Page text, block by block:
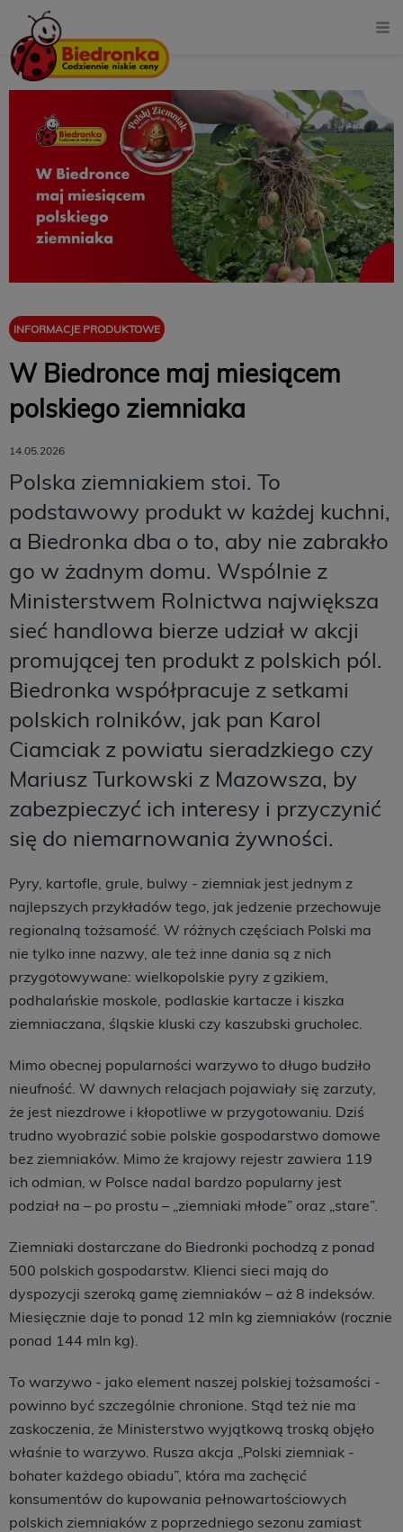
INFORMACJE PRODUKTOWE
W Biedronce maj miesiącem
polskiego ziemniaka
14.05.2026
Polska ziemniakiem stoi. To
podstawowy produkt w każdej kuchni,
a Biedronka dba o to, aby nie zabrakło
go w żadnym domu. Wspólnie z
Ministerstwem Rolnictwa największa
sieć handlowa bierze udział w akcji
promującej ten produkt z polskich pól.
Biedronka współpracuje z setkami
polskich rolników, jak pan Karol
Ciamciak z powiatu sieradzkiego czy
Mariusz Turkowski z Mazowsza, by
zabezpieczyć ich interesy i przyczynić
się do niemarnowania żywności.
Pyry, kartofle, grule, bulwy - ziemniak jest jednym z
najlepszych przykładów tego, jak jedzenie przechowuje
regionalną tożsamość. W różnych częściach Polski ma
nie tylko inne nazwy, ale też inne dania są z nich
przygotowywane: wielkopolskie pyry z gzikiem,
podhalańskie moskole, podlaskie kartacze i kiszka
ziemniaczana, śląskie kluski czy kaszubski grucholec.
Mimo obecnej popularności warzywo to długo budziło
nieufność. W dawnych relacjach pojawiały się zarzuty,
że jest niezdrowe i kłopotliwe w przygotowaniu. Dziś
trudno wyobrazić sobie polskie gospodarstwo domowe
bez ziemniaków. Mimo że krajowy rejestr zawiera 119
ich odmian, w Polsce nadal bardzo popularny jest
podział na – po prostu – „ziemniaki młode” oraz „stare”.
Ziemniaki dostarczane do Biedronki pochodzą z ponad
500 polskich gospodarstw. Klienci sieci mają do
dyspozycji szeroką gamę ziemniaków – aż 8 indeksów.
Miesięcznie daje to ponad 12 mln kg ziemniaków (rocznie
ponad 144 mln kg).
To warzywo - jako element naszej polskiej tożsamości -
powinno być szczególnie chronione. Stąd też nie ma
zaskoczenia, że Ministerstwo wyjątkową troską objęło
właśnie to warzywo. Rusza akcja „Polski ziemniak -
bohater każdego obiadu”, która ma zachęcić
konsumentów do kupowania pełnowartościowych
polskich ziemniaków z poprzedniego sezonu zamiast